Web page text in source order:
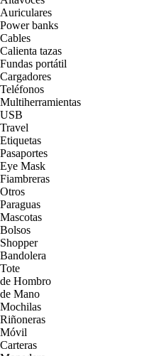
Auriculares
Power banks
Cables
Calienta tazas
Fundas portátil
Cargadores
Teléfonos
Multiherramientas
USB
Travel
Etiquetas
Pasaportes
Eye Mask
Fiambreras
Otros
Paraguas
Mascotas
Bolsos
Shopper
Bandolera
Tote
de Hombro
de Mano
Mochilas
Riñoneras
Móvil
Carteras